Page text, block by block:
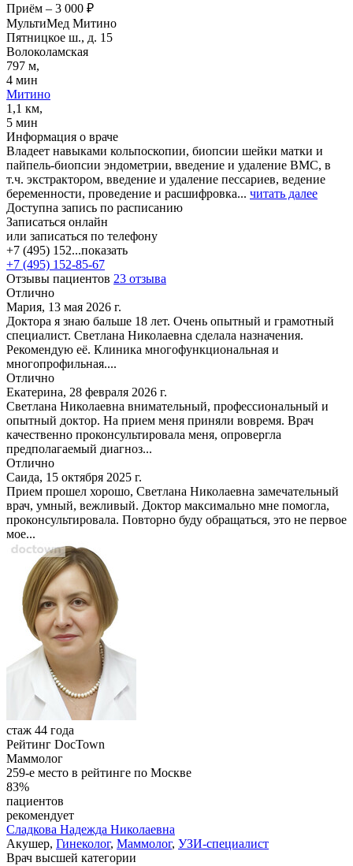
Приём – 3 000 ₽
МультиМед Митино
Пятницкое ш., д. 15
Волоколамская
797 м,
4 мин
Митино
1,1 км,
5 мин
Информация о враче
Владеет навыками кольпоскопии, биопсии шейки матки и
пайпель-биопсии эндометрии, введение и удаление ВМС, в
т.ч. экстрактором, введение и удаление пессариев, ведение
беременности, проведение и расшифровка... читать далее
Доступна запись по расписанию
Записаться онлайн
или записаться по телефону
+7 (495) 152...показать
+7 (495) 152-85-67
Отзывы пациентов 23 отзыва
Отлично
Мария, 13 мая 2026 г.
Доктора я знаю бальше 18 лет. Очень опытный и грамотный
специалист. Светлана Николаевна сделала назначения.
Рекомендую её. Клиника многофункциональная и
многопрофильная....
Отлично
Екатерина, 28 февраля 2026 г.
Светлана Николаевна внимательный, профессиональный и
опытный доктор. На прием меня приняли вовремя. Врач
качественно проконсультировала меня, опровергла
предполагаемый диагноз...
Отлично
Саида, 15 октября 2025 г.
Прием прошел хорошо, Светлана Николаевна замечательный
врач, умный, вежливый. Доктор максимально мне помогла,
проконсультировала. Повторно буду обращаться, это не первое
мое...
стаж 44 года
Рейтинг DocTown
Маммолог
259-е место в рейтинге по Москве
83%
пациентов
рекомендует
Сладкова Надежда Николаевна
Акушер, Гинеколог, Маммолог, УЗИ-специалист
Врач высшей категории